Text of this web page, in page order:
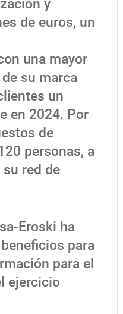
y
de euros, un
una mayor
su marca
un
en 2024. Por
de
personas, a
red de
Eroski ha
para
para el
ejercicio